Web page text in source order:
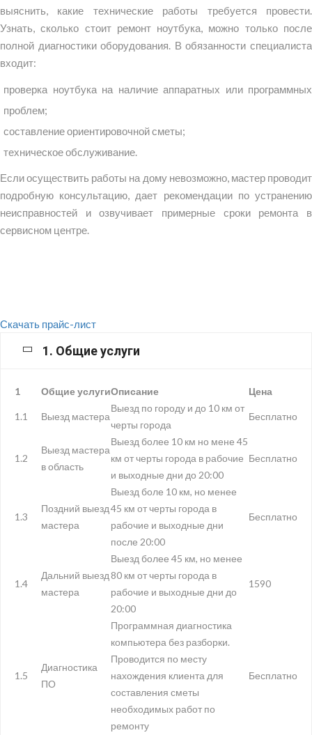
выяснить, какие технические работы требуется провести.
Узнать, сколько стоит ремонт ноутбука, можно только после
полной диагностики оборудования. В обязанности специалиста
входит:
проверка ноутбука на наличие аппаратных или программных
проблем;
составление ориентировочной сметы;
техническое обслуживание.
Если осуществить работы на дому невозможно, мастер проводит
подробную консультацию, дает рекомендации по устранению
неисправностей и озвучивает примерные сроки ремонта в
сервисном центре.
Скачать прайс-лист
1. Общие услуги
1 Общие услугиОписание Цена
1.1 Выезд мастера
Выезд по городу и до 10 км от
черты города
Бесплатно
1.2
Выезд мастера
в область
Выезд более 10 км но мене 45
км от черты города в рабочие
и выходные дни до 20:00
Бесплатно
1.3
Поздний выезд
мастера
Выезд боле 10 км, но менее
45 км от черты города в
рабочие и выходные дни
после 20:00
Бесплатно
1.4
Дальний выезд
мастера
Выезд более 45 км, но менее
80 км от черты города в
рабочие и выходные дни до
20:00
1590
1.5
Диагностика
ПО
Программная диагностика
компьютера без разборки.
Проводится по месту
нахождения клиента для
составления сметы
необходимых работ по
ремонту
Бесплатно